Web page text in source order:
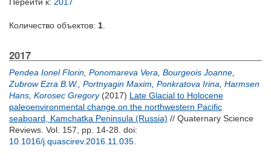
Количество объектов: 1
2017
Pendea Ionel Florin Ponomareva Vera Bourgeois Joanne
Zubrow Ezra B.W. Portnyagin Maxim Ponkratova Irina Harmsen
Hans Korosec Gregory(2017) Late Glacial to Holocene
paleoenvironmental change on the northwestern Pacific
seaboard, Kamchatka Peninsula (Russia) // Quaternary Science
Reviews. Vol. 157, pp. 14-28. doi:
10.1016/j.quascirev.2016.11.035